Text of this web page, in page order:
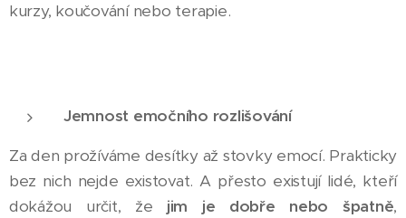
kurzy, koučování nebo terapie.
Jemnost emočního rozlišování
Za den prožíváme desítky až stovky emocí. Prakticky
bez nich nejde existovat. A přesto existují lidé, kteří
dokážou určit, že jim je dobře nebo špatně,